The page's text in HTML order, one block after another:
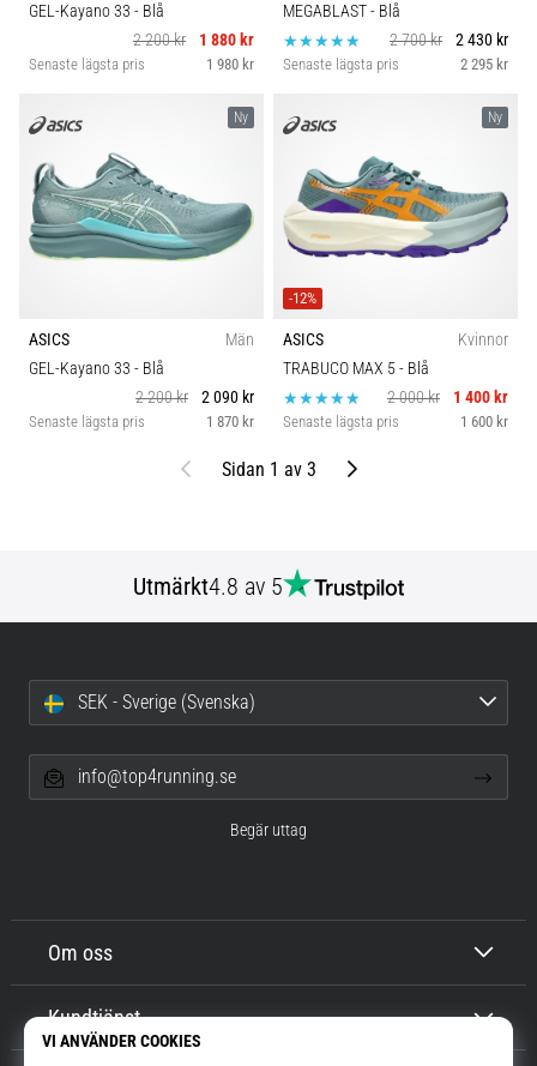
GEL-Kayano 33 - Blå
2 200 kr
1 880 kr
Senaste lägsta pris 1 980 kr
MEGABLAST- Blå
2 700 kr
2 430 kr
Senaste lägsta pris 2 295 kr
Ny
ASICS
Män
GEL-Kayano 33 - Blå
2 200 kr
2 090 kr
Senaste lägsta pris 1 870 kr
Ny
-12%
ASICS
Kvinnor
TRABUCO MAX 5- Blå
2 000 kr
1 400 kr
Senaste lägsta pris 1 600 kr
Föregående
Sidan 1 av 3 Nästa
Utmärkt4.8 av 5
Om oss
Kundtjänst
SEK - Sverige (Svenska)
info@top4running.se
Begär uttag